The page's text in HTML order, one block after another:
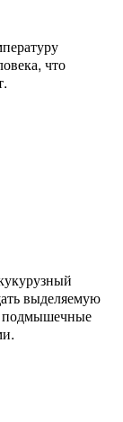
что
выделяемую
подмышечные